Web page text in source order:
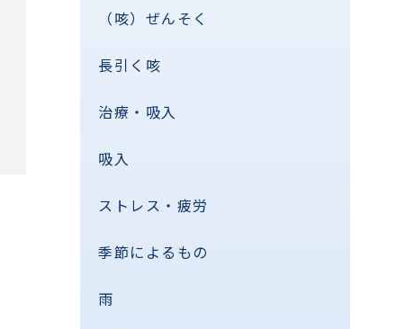
（咳）ぜんそく
長引く咳
治療・吸入
吸入
ストレス・疲労
季節によるもの
雨